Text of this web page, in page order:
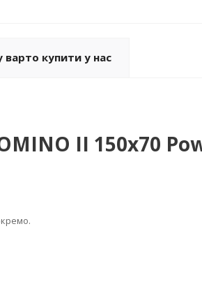
варто купити у нас
II 150х70